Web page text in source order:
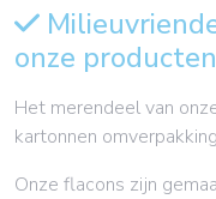
onze producten
Het merendeel van
kartonnen
Onze flacons zijn